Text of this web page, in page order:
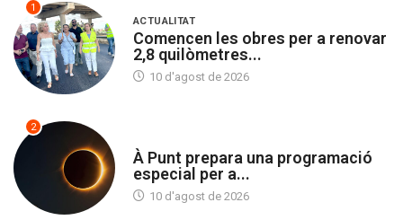
1
ACTUALITAT
Comencen les obres per a renovar
2,8 quilòmetres...
10 d'agost de 2026
2
À Punt prepara una programació
especial per a...
10 d'agost de 2026